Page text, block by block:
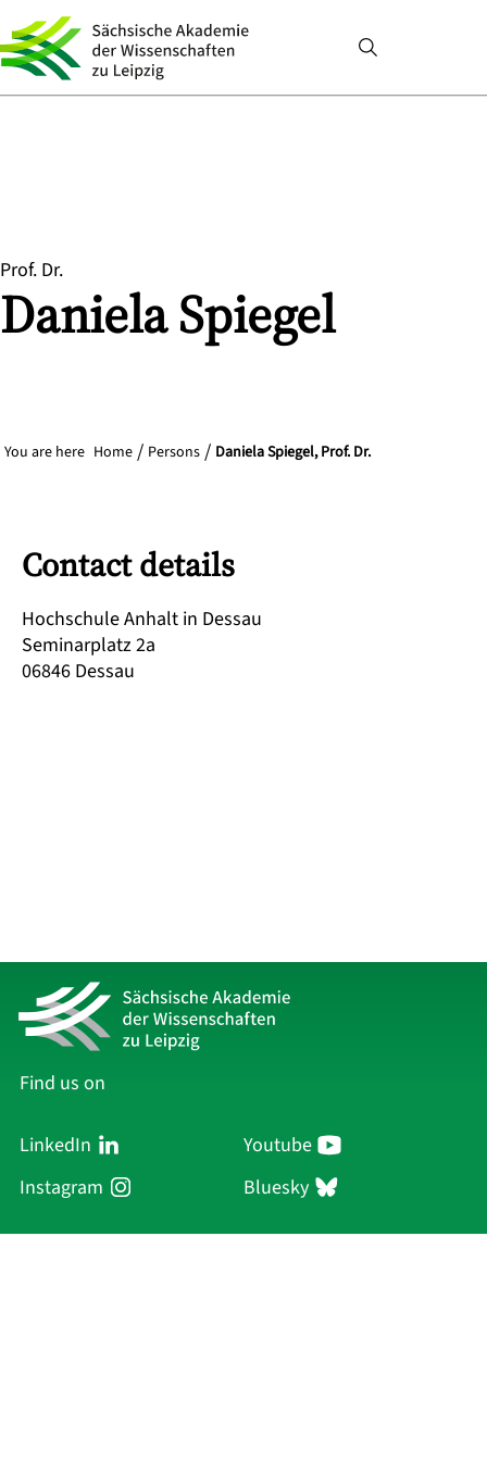
Prof. Dr.
DanielaSpiegel
You are here Home Persons Daniela Spiegel, Prof. Dr.
Contact details
Hochschule Anhalt in Dessau
Seminarplatz 2a
06846 Dessau
Find us on
LinkedIn
Youtube
Instagram
Bluesky